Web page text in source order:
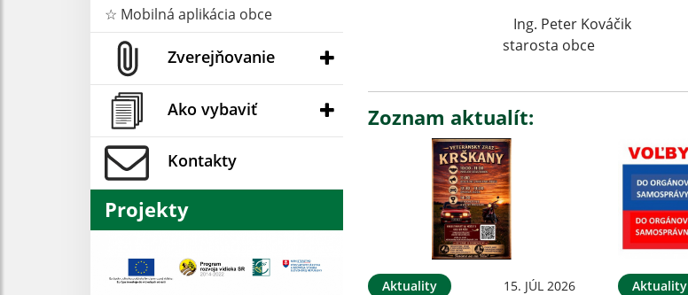
☆ Mobilná aplikácia obce
Zverejňovanie
Ako vybaviť
Kontakty
Projekty
Ing. Peter Kováčik
starosta obce
Zoznam aktualít:
Aktuality 15. JÚL 2026 Aktuality